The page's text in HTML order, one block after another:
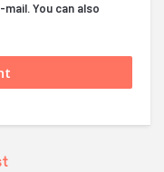
You can also